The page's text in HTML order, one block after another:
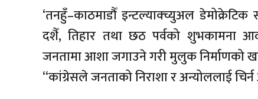
‘तनहुँ–काठमाडौँ इन्टल्याक्च्युअल डेमोक्रेटिक
दशैँ, तिहार तथा छठ पर्वको शुभकामना
जनतामा आशा जगाउने गरी मुलुक निर्माणको
“कांग्रेसले जनताको निराशा र अन्योललाई